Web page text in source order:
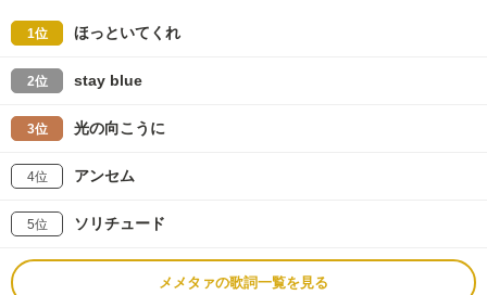
1位 ほっといてくれ
2位 stay blue
3位 光の向こうに
4位 アンセム
5位 ソリチュード
メメタァの歌詞一覧を見る